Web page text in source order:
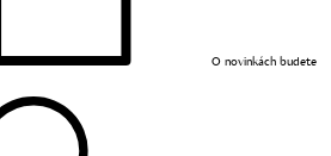
O novinkách budete